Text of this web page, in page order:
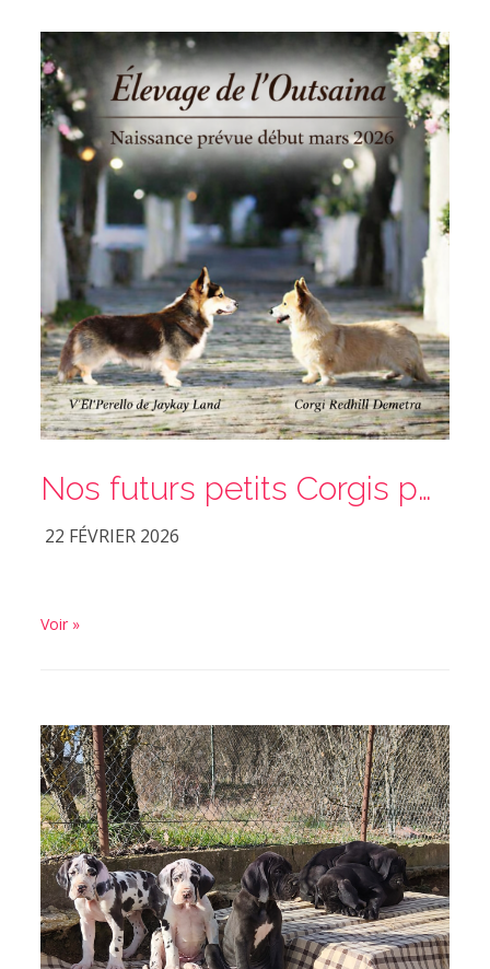
Nos futurs petits Corgis pointerons le bout de leurs nez début mars
22 FÉVRIER 2026
Voir »